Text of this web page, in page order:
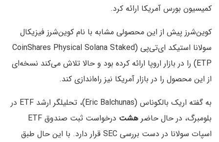
کمیسیون بورس آمریکا ارائه کرد.
کوین‌شرز پیش از این محصولی مشابه با نام کوین‌شرز فیزیکال
سولانا استیکد ای‌تی‌پی (CoinShares Physical Solana Staked
ETP) را در بازار اروپا ارائه کرده بود و حالا تلاش می‌کند نسخه‌ای
از این محصول را در بازار آمریکا نیز راه‌اندازی کند.
به گفته اریک بالکوناس (Eric Balchunas)، تحلیلگر ارشد ETF در
بلومبرگ، در حال حاضر هشت
درخواست ثبت صندوق ETF
اسپات سولانا در دست بررسی SEC قرار دارد. با این حال طبق